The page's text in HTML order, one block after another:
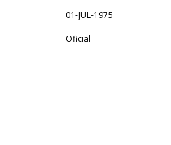
01-JUL-1975
Oficial